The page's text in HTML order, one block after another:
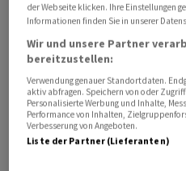
Zur Vorsicht mahnte
Geschäftklimaindex. Er
der grössten Volkswirtschaft
Stimmung in der
sich demnach im August
Rückgang in Folge und der
2022. «Bis es wieder
der Webseite klicken. Ihre Einstellungen
Informationen finden Sie in unserer
Wir und unsere Partner
bereitzustellen:
Verwendung genauer Standortdaten.
aktiv abfragen. Speichern von oder
Personalisierte Werbung und Inhalte,
Performance von Inhalten,
Verbesserung von Angeboten.
Liste der Partner (Lieferanten)